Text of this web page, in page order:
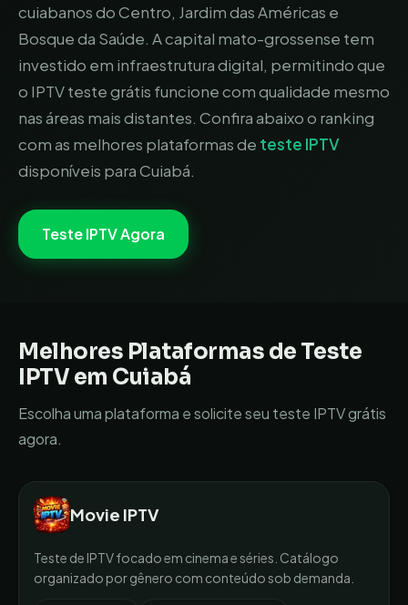
cuiabanos do Centro, Jardim das Américas e
Bosque da Saúde. A capital mato-grossense tem
investido em infraestrutura digital, permitindo que
o IPTV teste grátis funcione com qualidade mesmo
nas áreas mais distantes. Confira abaixo o ranking
com as melhores plataformas de teste IPTV
disponíveis paraCuiabá.
Teste IPTV Agora
Melhores Plataformas de Teste
IPTV em Cuiabá
Escolha uma plataforma e solicite seu teste IPTV grátis
agora.
Movie IPTV
Teste de IPTV focado em cinema e séries. Catálogo
organizado por gênero com conteúdo sob demanda.